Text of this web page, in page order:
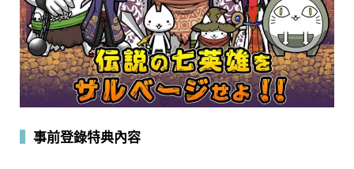
事前登錄特典內容